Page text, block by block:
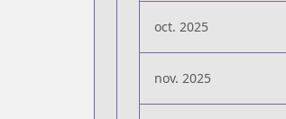
oct. 2025
nov. 2025